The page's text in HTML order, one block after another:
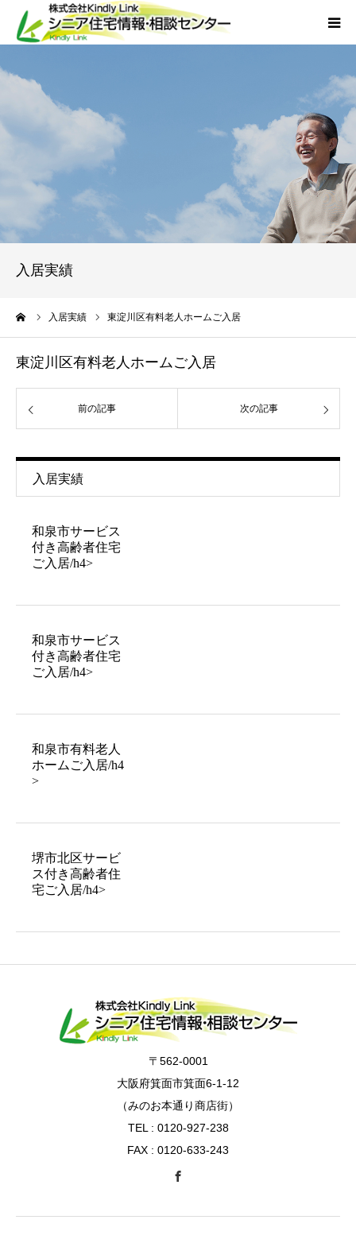
入居実績
入居実績 東淀川区有料老人ホームご入居
東淀川区有料老人ホームご入居
前の記事 次の記事
入居実績
和泉市サービス
付き高齢者住宅
ご入居/h4>
和泉市サービス
付き高齢者住宅
ご入居/h4>
和泉市有料老人
ホームご入居/h4
>
堺市北区サービ
ス付き高齢者住
宅ご入居/h4>
〒562-0001
大阪府箕面市箕面6-1-12
（みのお本通り商店街）
TEL : 0120-927-238
FAX : 0120-633-243
当社について
外国人人材採用
お問い合わせ